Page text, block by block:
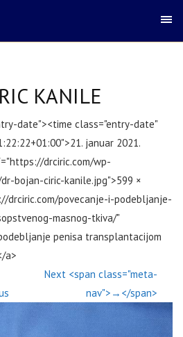
KANILE
date"><time class="entry-date"
januar 2021.
drciric.com/wp-
bojan-ciric-kanile.jpg">599 ×
drciric.com/povecanje-i-podebljanje-
masnog-tkiva/"
penisa transplantacijom
a>
Next <span class="meta-
nav">→</span>